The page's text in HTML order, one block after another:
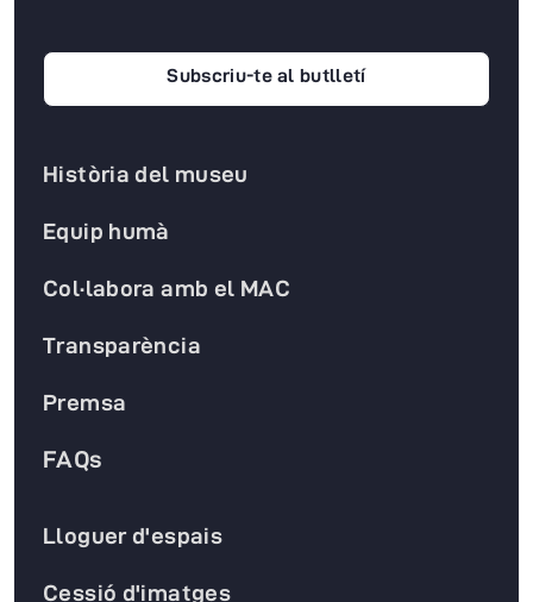
Història del museu
Equip humà
Col·labora amb el MAC
Transparència
Premsa
FAQs
Lloguer d'espais
Cessió d'imatges
Subscriu-te al butlletí